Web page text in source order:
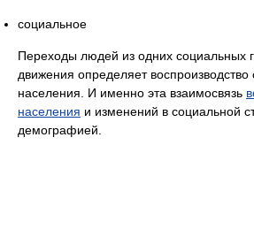
социальное
Переходы людей из одних социальных
движения определяет воспроизводство
населения. И именно эта взаимосвязь
населения и изменений в социальной
демографией.